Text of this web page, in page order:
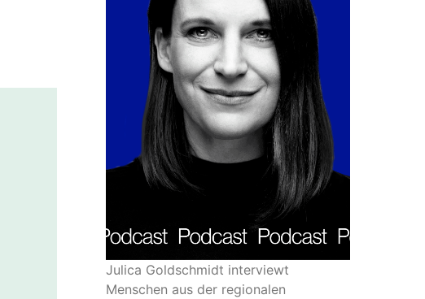
Julica Goldschmidt interviewt
Menschen aus der regionalen